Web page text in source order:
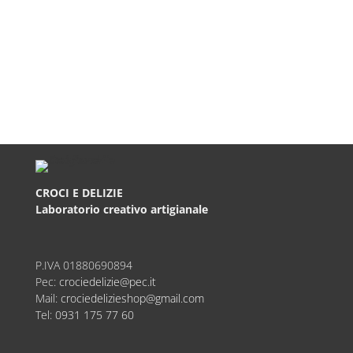
CROCI E DELIZIE
Laboratorio creativo artigianale
P.IVA 01880690894
Pec: crociedelizie@pec.it
Mail: crociedelizieshop@gmail.com
Tel: 0931 175 77 60